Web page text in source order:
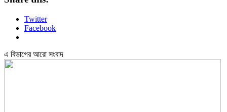
Twitter
Facebook
এ বিভাগের আরো সংবাদ